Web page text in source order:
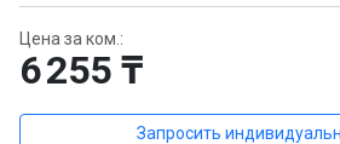
Цена за ком.:
6 255 ₸
Запросить